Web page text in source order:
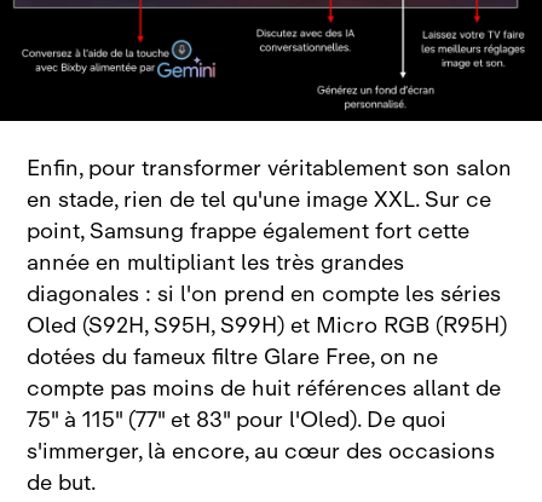
Enfin, pour transformer véritablement son salon
en stade, rien de tel qu'une image XXL. Sur ce
point, Samsung frappe également fort cette
année en multipliant les très grandes
diagonales : si l'on prend en compte les séries
Oled (S92H, S95H, S99H) et Micro RGB (R95H)
dotées du fameux filtre Glare Free, on ne
compte pas moins de huit références allant de
75" à 115" (77" et 83" pour l'Oled). De quoi
s'immerger, là encore, au cœur des occasions
de but.